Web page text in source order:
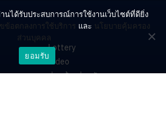
Lottery
Video
ร่วมด้วยช่วยกัน
นได้รับประสบการณ์การใช้งานเว็บไซต์ที่ดียิ่ง
ข้อตกลงการใช้บริการ และ นโยบายคุ้มครอง
ส่วนบุคคล
ยอมรับ